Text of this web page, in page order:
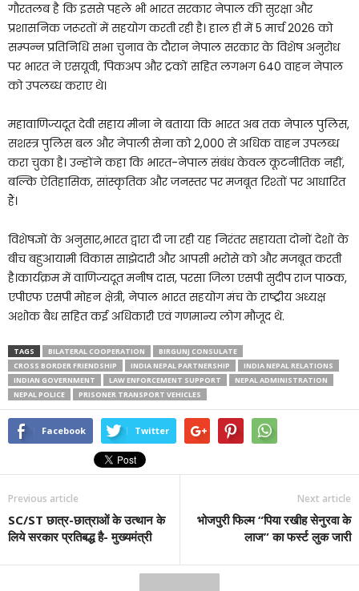
गौरतलब है कि इससे पहले भी भारत सरकार नेपाल की सुरक्षा और
प्रशासनिक जरूरतों में सहयोग करती रही है। हाल ही में 5 मार्च 2026 को
सम्पन्न प्रतिनिधि सभा चुनाव के दौरान नेपाल सरकार के विशेष अनुरोध
पर भारत ने एसयूवी, पिकअप और ट्रकों सहित लगभग 640 वाहन नेपाल
को उपलब्ध कराए थे।
महावाणिज्यदूत देवी सहाय मीना ने बताया कि भारत अब तक नेपाल पुलिस,
सशस्त्र पुलिस बल और नेपाली सेना को 2,000 से अधिक वाहन उपलब्ध
करा चुका है। उन्होंने कहा कि भारत-नेपाल संबंध केवल कूटनीतिक नहीं,
बल्कि ऐतिहासिक, सांस्कृतिक और जनस्तर पर मजबूत रिश्तों पर आधारित
हैं।
विशेषज्ञों के अनुसार,भारत द्वारा दी जा रही यह निरंतर सहायता दोनों देशों के
बीच बहुआयामी विकास साझेदारी और आपसी भरोसे को और मजबूत करती
है।कार्यक्रम में वाणिज्यदूत मनीष दास, परसा जिला एसपी सुदीप राज पाठक,
एपीएफ एसपी मोहन क्षेत्री, नेपाल भारत सहयोग मंच के राष्ट्रीय अध्यक्ष
अशोक बैध सहित कई अधिकारी एवं गणमान्य लोग मौजूद थे.
TAGS BILATERAL COOPERATION
BIRGUNJ CONSULATE
CROSS BORDER FRIENDSHIP
INDIA NEPAL PARTNERSHIP
INDIA NEPAL RELATIONS
INDIAN GOVERNMENT
LAW ENFORCEMENT SUPPORT
NEPAL ADMINISTRATION
NEPAL POLICE
PRISONER TRANSPORT VEHICLES
Facebook Twitter
Previous article
SC/ST छात्र-छात्राओं के उत्थान के
लिये सरकार प्रतिबद्ध है- मुख्यमंत्री
Next article
भोजपुरी फिल्म “पिया रखीह सेनुरवा के
लाज” का फर्स्ट लुक जारी